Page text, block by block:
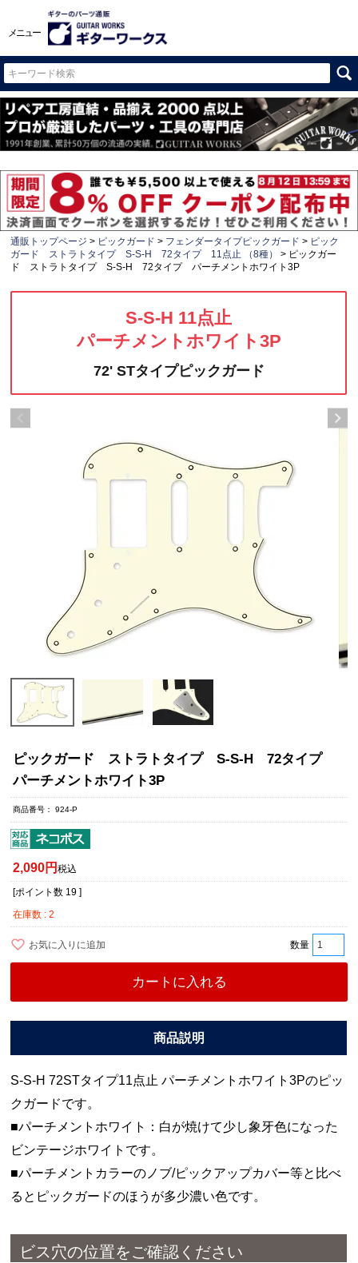
メニュー
通販トップページ ピックガード フェンダータイプピックガード
ピック
ガード ストラトタイプ S-S-H 72タイプ 11点止 （8種）
ピックガー
ド ストラトタイプ S-S-H 72タイプ パーチメントホワイト3P
S-S-H 11点止
パーチメントホワイト3P
72' STタイプピックガード
ピックガード ストラトタイプ S-S-H 72タイプ
パーチメントホワイト3P
商品番号 924-P
2,090 税込
[ポイント数 19 ]
在庫数
2
お気に入りに追加
カートに入れる
S-S-H 72STタイプ11点止 パーチメントホワイト3Pのピッ
クガードです。
■パーチメントホワイト：白が焼けて少し象牙色になった
ビンテージホワイトです。
■パーチメントカラーのノブ/ピックアップカバー等と比べ
るとピックガードのほうが多少濃い色です。
ビス穴の位置をご確認ください